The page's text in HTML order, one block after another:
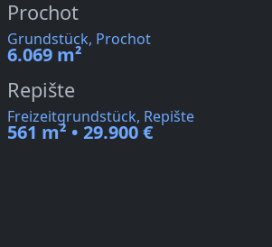
Prochot
Grundstück, Prochot
6.069 m²
Repište
Freizeitgrundstück, Repište
561 m² • 29.900 €